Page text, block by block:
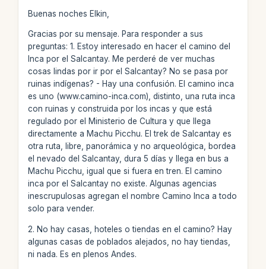
Buenas noches Elkin,
Gracias por su mensaje. Para responder a sus
preguntas: 1. Estoy interesado en hacer el camino del
Inca por el Salcantay. Me perderé de ver muchas
cosas lindas por ir por el Salcantay? No se pasa por
ruinas indígenas? - Hay una confusión. El camino inca
es uno (www.camino-inca.com), distinto, una ruta inca
con ruinas y construida por los incas y que está
regulado por el Ministerio de Cultura y que llega
directamente a Machu Picchu. El trek de Salcantay es
otra ruta, libre, panorámica y no arqueológica, bordea
el nevado del Salcantay, dura 5 días y llega en bus a
Machu Picchu, igual que si fuera en tren. El camino
inca por el Salcantay no existe. Algunas agencias
inescrupulosas agregan el nombre Camino Inca a todo
solo para vender.
2. No hay casas, hoteles o tiendas en el camino? Hay
algunas casas de poblados alejados, no hay tiendas,
ni nada. Es en plenos Andes.